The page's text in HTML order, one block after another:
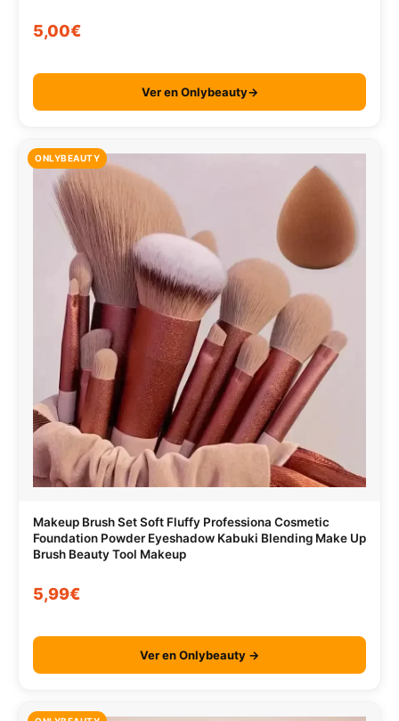
5,00€
Ver en Onlybeauty→
ONLYBEAUTY
Makeup Brush Set Soft Fluffy Professiona Cosmetic
Foundation Powder Eyeshadow Kabuki Blending Make Up
Brush Beauty Tool Makeup
5,99€
Ver en Onlybeauty →